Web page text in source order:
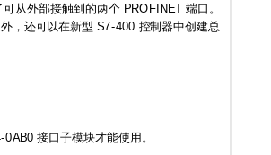
从外部接触到的两个 PROFINET 端口。
，还可以在新型 S7-400 控制器中创建总
接口子模块才能使用。